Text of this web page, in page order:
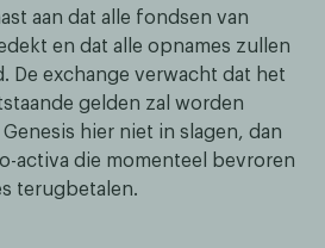
aan dat alle fondsen van
en dat alle opnames zullen
De exchange verwacht dat het
gelden zal worden
hier niet in slagen, dan
activa die momenteel bevroren
terugbetalen.